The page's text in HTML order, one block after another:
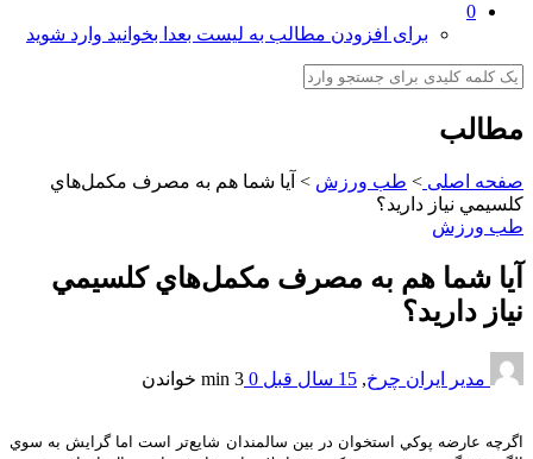
0
برای افزودن مطالب به لیست بعدا بخوانید وارد شوید
مطالب
صفحه اصلی > طب ورزش > آيا شما هم به مصرف مكمل‌هاي
كلسيمي نياز داريد؟
طب ورزش
آيا شما هم به مصرف مكمل‌هاي كلسيمي
نياز داريد؟
مدیر ایران چرخ, 15 سال قبل 0
3 min خواندن
اگرچه عارضه پوكي استخوان در بين سالمندان شايع‌تر است اما گرايش به سوي